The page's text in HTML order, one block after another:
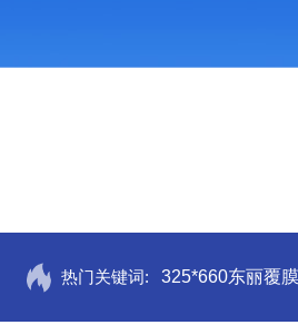
热门关键词: 325*660东丽覆